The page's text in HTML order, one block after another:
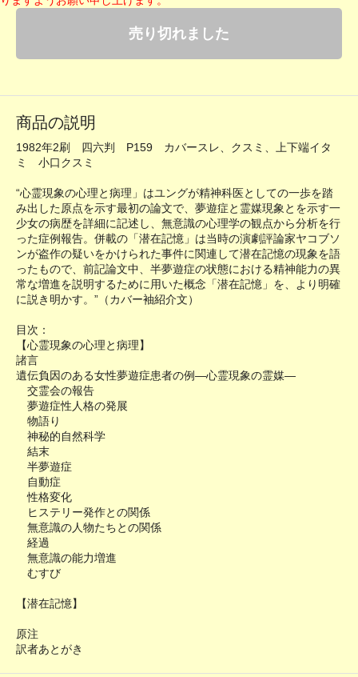
売り切れました
商品の説明
1982年2刷 四六判 P159 カバースレ、クスミ、上下端イタ
ミ 小口クスミ
“心霊現象の心理と病理」はユングが精神科医としての一歩を踏
み出した原点を示す最初の論文で、夢遊症と霊媒現象とを示す一
少女の病歴を詳細に記述し、無意識の心理学の観点から分析を行
った症例報告。併載の「潜在記憶」は当時の演劇評論家ヤコブソ
ンが盗作の疑いをかけられた事件に関連して潜在記憶の現象を語
ったもので、前記論文中、半夢遊症の状態における精神能力の異
常な増進を説明するために用いた概念「潜在記憶」を、より明確
に説き明かす。”（カバー袖紹介文）
目次：
【心霊現象の心理と病理】
諸言
遺伝負因のある女性夢遊症患者の例―心霊現象の霊媒―
交霊会の報告
夢遊症性人格の発展
物語り
神秘的自然科学
結末
半夢遊症
自動症
性格変化
ヒステリー発作との関係
無意識の人物たちとの関係
経過
無意識の能力増進
むすび
【潜在記憶】
原注
訳者あとがき